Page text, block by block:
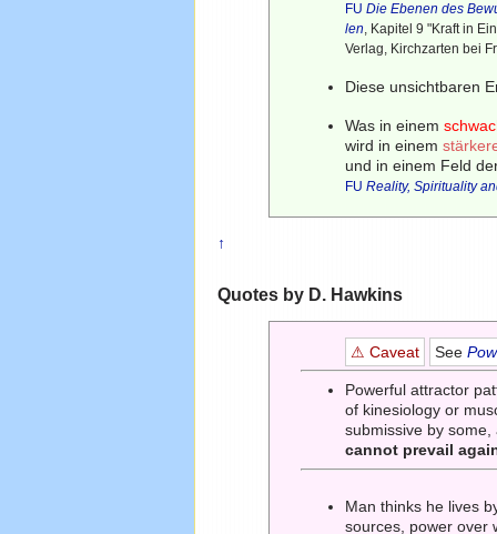
FU Die Ebenen des
len, Kapitel 9 "Kraft in
Verlag, Kirchzarten bei
Diese unsichtbaren
Was in einem
wird in einem
und in einem Feld
FU Reality, Spirituality
↑
Quotes by D. Hawkins
⚠ Caveat See
Powerful attractor
of kinesiology or
submissive by
cannot prevail
Man thinks he lives
sources, power over